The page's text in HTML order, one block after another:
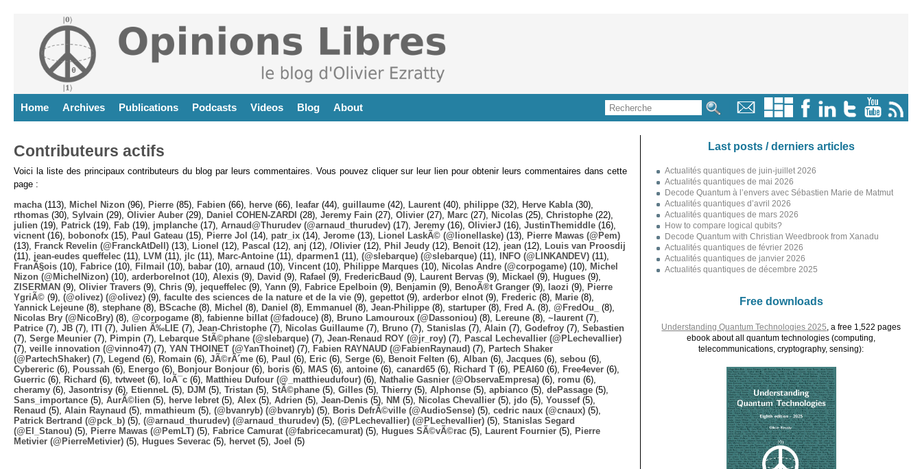
Home Archives Publications Podcasts Videos Blog About
Contributeurs actifs
Voici la liste des principaux contributeurs du blog par leurs commentaires. Vous pouvez cliquer sur leur lien pour obtenir leurs commentaires dans cette
page :
macha (113), Michel Nizon (96), Pierre (85), Fabien (66), herve (66), leafar (44), guillaume (42), Laurent (40), philippe (32), Herve Kabla (30),
rthomas (30), Sylvain (29), Olivier Auber (29), Daniel COHEN-ZARDI (28), Jeremy Fain (27), Olivier (27), Marc (27), Nicolas (25), Christophe (22),
julien (19), Patrick (19), Fab (19), jmplanche (17), Arnaud@Thurudev (@arnaud_thurudev) (17), Jeremy (16), OlivierJ (16), JustinThemiddle (16),
vicnent (16), bobonofx (15), Paul Gateau (15), Pierre Jol (14), patr_ix (14), Jerome (13), Lionel LaskÃ© (@lionellaske) (13),
Pierre Mawas (@Pem)
(13),
Franck Revelin (@FranckAtDell) (13), Lionel (12), Pascal (12), anj (12), /Olivier (12), Phil Jeudy (12), Benoit (12), jean (12),
Louis van Proosdij
(11), jean-eudes queffelec (11), LVM (11), jlc (11), Marc-Antoine (11), dparmen1 (11), (@slebarque) (@slebarque) (11), INFO (@LINKANDEV) (11),
FranÃ§ois (10), Fabrice (10), Filmail (10), babar (10), arnaud (10), Vincent (10), Philippe Marques (10), Nicolas Andre (@corpogame) (10),
Michel
Nizon (@MichelNizon) (10), arderborelnot (10), Alexis (9), David (9), Rafael (9), FredericBaud (9), Laurent Bervas (9), Mickael (9), Hugues (9),
ZISERMAN (9), Olivier Travers (9), Chris (9), jequeffelec (9), Yann (9), Fabrice Epelboin (9), Benjamin (9), BenoÃ®t Granger (9), laozi (9),
Pierre
YgriÃ© (9), (@olivez) (@olivez) (9), faculte des sciences de la nature et de la vie (9), gepettot (9), arderbor elnot (9), Frederic (8), Marie (8),
Yannick Lejeune (8), stephane (8), BScache (8), Michel (8), Daniel (8), Emmanuel (8), Jean-Philippe (8), startuper (8), Fred A. (8), @FredOu_
(8),
Nicolas Bry (@NicoBry) (8), @corpogame (8), fabienne billat (@fadouce) (8), Bruno Lamouroux (@Dassoniou) (8), Lereune (8), ~laurent (7),
Patrice (7), JB (7), ITI (7), Julien Ã‰LIE (7), Jean-Christophe (7), Nicolas Guillaume (7), Bruno (7), Stanislas (7), Alain (7), Godefroy (7), Sebastien
(7), Serge Meunier (7), Pimpin (7), Lebarque StÃ©phane (@slebarque) (7), Jean-Renaud ROY (@jr_roy) (7),
Pascal Lechevallier (@PLechevallier)
(7), veille innovation (@vinno47) (7), YAN THOINET (@YanThoinet) (7), Fabien RAYNAUD (@FabienRaynaud) (7),
Partech Shaker
(@PartechShaker) (7), Legend (6), Romain (6), JÃ©rÃ´me (6), Paul (6), Eric (6), Serge (6), Benoit Felten (6), Alban (6), Jacques (6), sebou (6),
Cybereric (6), Poussah (6), Energo (6), Bonjour Bonjour (6), boris (6), MAS (6), antoine (6), canard65 (6), Richard T (6), PEAI60 (6), Free4ever (6),
Guerric (6), Richard (6), tvtweet (6), loÃ¯c (6), Matthieu Dufour (@_matthieudufour) (6), Nathalie Gasnier (@ObservaEmpresa) (6), romu (6),
cheramy (6), Jasontrisy (6), EtienneL (5), DJM (5), Tristan (5), StÃ©phane (5), Gilles (5), Thierry (5), Alphonse (5), apbianco (5), dePassage (5),
Sans_importance (5), AurÃ©lien (5), herve lebret (5), Alex (5), Adrien (5), Jean-Denis (5), NM (5), Nicolas Chevallier (5), jdo (5), Youssef(5),
Renaud (5), Alain Raynaud (5), mmathieum (5), (@bvanryb) (@bvanryb) (5), Boris DefrÃ©ville (@AudioSense) (5), cedric naux (@cnaux) (5),
Patrick Bertrand (@pck_b) (5), (@arnaud_thurudev) (@arnaud_thurudev) (5), (@PLechevallier) (@PLechevallier) (5), Stanislas Segard
(@El_Stanou) (5), Pierre Mawas (@PemLT) (5), Fabrice Camurat (@fabricecamurat) (5), Hugues SÃ©vÃ©rac (5), Laurent Fournier (5),
Pierre
Metivier (@PierreMetivier) (5), Hugues Severac (5), hervet (5), Joel (5)
Last posts / derniers articles
Actualités quantiques de juin-juillet 2026
Actualités quantiques de mai 2026
Decode Quantum à l’envers avec Sébastien Marie de Matmut
Actualités quantiques d’avril 2026
Actualités quantiques de mars 2026
How to compare logical qubits?
Decode Quantum with Christian Weedbrook from Xanadu
Actualités quantiques de février 2026
Actualités quantiques de janvier 2026
Actualités quantiques de décembre 2025
Free downloads
Understanding Quantum Technologies 2025 , a free 1,522 pages
ebook about all quantum technologies (computing,
telecommunications, cryptography, sensing):